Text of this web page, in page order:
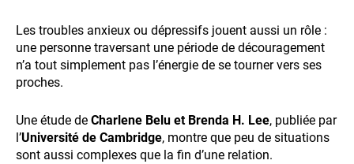
Les troubles anxieux ou dépressifs jouent aussi un rôle :
une personne traversant une période de découragement
n’a tout simplement pas l’énergie de se tourner vers ses
proches.
Une étude de Charlene Belu et Brenda H. Lee, publiée par
l’Université de Cambridge, montre que peu de situations
sont aussi complexes que la fin d’une relation.